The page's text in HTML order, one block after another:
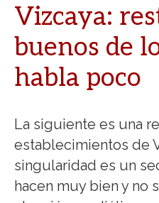
Vizcaya:
buenos de
habla poco
La siguiente es una
establecimientos de
singularidad es un
hacen muy bien y no